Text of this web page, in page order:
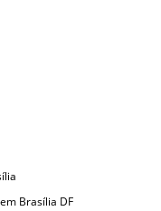
Brasília DF